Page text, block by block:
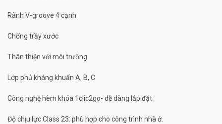
Rãnh V-groove 4 cạnh
Chống trầy xước
Thân thiện với môi trường
Lớp phủ kháng khuẩn A, B, C
Công nghệ hèm khóa 1clic2go- dễ dàng lắp đặt
Độ chịu lực Class 23: phù hợp cho công trình nhà ở.